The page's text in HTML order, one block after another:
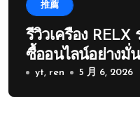
推薦
รีวิวเครื่อง
ซื้ออนไลน์อย่างมั่
yt, ren 5 月 6, 2026